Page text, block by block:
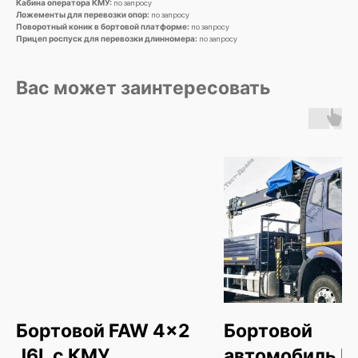
Кабина оператора КМУ: по запросу
Ложементы для перевозки опор: по запросу
Поворотный коник в бортовой платформе: по запросу
Прицеп роспуск для перевозки длинномера: по запросу
Вас может заинтересовать
Бортовой FAW 4x2
Бортовой
Заполните форму и получите
индивидуальный расчёт лизинговых
платежей. Вы самостоятельно выбираете
удорожании.
персональных данных
Закажите онлайн